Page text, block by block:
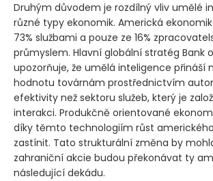
Druhým důvodem je rozdílný vliv umělé
různé typy ekonomik. Americká
73% službami a pouze ze 16%
průmyslem. Hlavní globální stratég Bank
upozorňuje, že umělá inteligence přináší
hodnotu továrnám prostřednictvím
efektivity než sektoru služeb, který je
interakci. Produkčně orientované
díky těmto technologiím růst
zastínit. Tato strukturální změna by
zahraniční akcie budou překonávat ty
následující dekádu.